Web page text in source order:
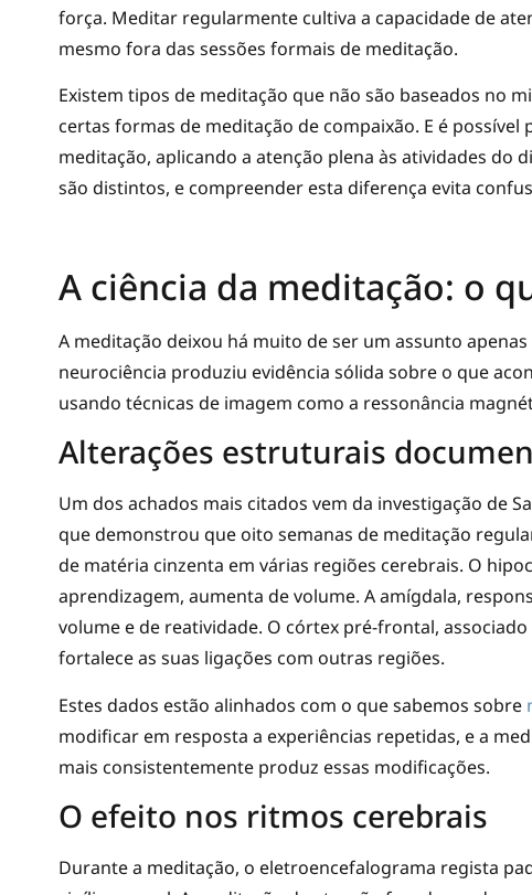
força. Meditar regularmente cultiva a capacidade de
mesmo fora das sessões formais de meditação.
Existem tipos de meditação que não são baseados no
certas formas de meditação de compaixão. E é
meditação, aplicando a atenção plena às atividades do
são distintos, e compreender esta diferença evita
A ciência da meditação: o
A meditação deixou há muito de ser um assunto
neurociência produziu evidência sólida sobre o que
usando técnicas de imagem como a ressonância
Alterações estruturais
Um dos achados mais citados vem da investigação de
que demonstrou que oito semanas de meditação
de matéria cinzenta em várias regiões cerebrais. O
aprendizagem, aumenta de volume. A amígdala,
volume e de reatividade. O córtex pré-frontal,
fortalece as suas ligações com outras regiões.
Estes dados estão alinhados com o que sabemos sobre
modificar em resposta a experiências repetidas, e a
mais consistentemente produz essas modificações.
O efeito nos ritmos cerebrais
Durante a meditação, o eletroencefalograma regista